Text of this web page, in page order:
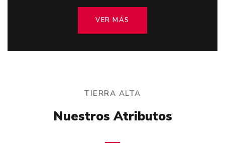
VER MÁS
TIERRA ALTA
Nuestros Atributos